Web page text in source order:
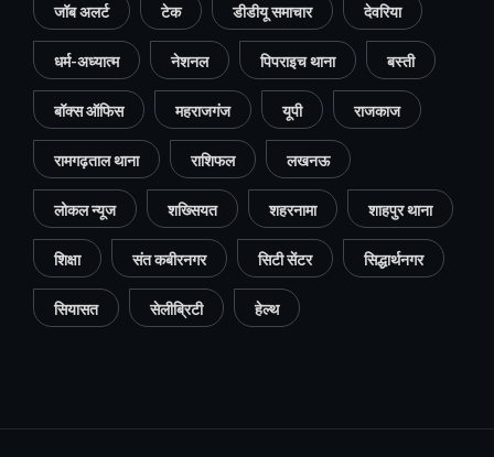
जॉब अलर्ट टेक डीडीयू समाचार देवरिया
धर्म-अध्यात्म नेशनल पिपराइच थाना बस्ती
बॉक्स ऑफिस महराजगंज यूपी राजकाज
रामगढ़ताल थाना राशिफल लखनऊ
लोकल न्यूज शख्सियत शहरनामा शाहपुर थाना
शिक्षा संत कबीरनगर सिटी सेंटर सिद्धार्थनगर
सियासत सेलीब्रिटी हेल्थ